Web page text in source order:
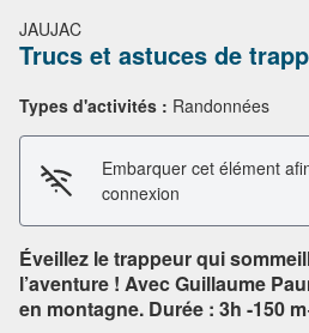
Voir
JAUJAC
Trucs et astuces de
Types d'activités : Randonnées
Embarquer cet élément
connexion
Éveillez le trappeur qui
l’aventure ! Avec Guillaume
en montagne. Durée : 3h -150